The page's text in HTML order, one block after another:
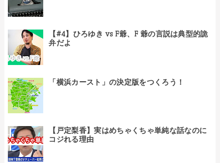
【#4】ひろゆき vs F爺、F 爺の言説は典型的詭
弁だよ
「横浜カースト」の決定版をつくろう！
【戸定梨香】実はめちゃくちゃ単純な話なのに
コジれる理由